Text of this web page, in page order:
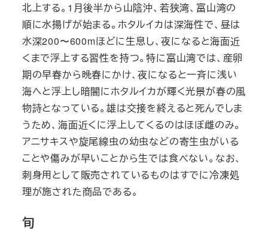
北上する。1月後半から山陰沖、若狭湾、富山湾の
順に水揚げが始まる。ホタルイカは深海性で、昼は
水深200〜600mほどに生息し、夜になると海面近
くまで浮上する習性を持つ。特に富山湾では、産卵
期の早春から晩春にかけ、夜になると一斉に浅い
海へと浮上し暗闇にホタルイカが輝く光景が春の風
物詩となっている。雄は交接を終えると死んでしま
うため、海面近くに浮上してくるのはほぼ雌のみ。
アニサキスや旋尾線虫の幼虫などの寄生虫がいる
ことや傷みが早いことから生では食べない。なお、
刺身用として販売されているものはすでに冷凍処
理が施された商品である。
旬